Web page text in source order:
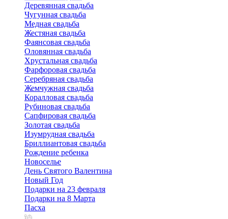
Деревянная свадьба
Чугунная свадьба
Медная свадьба
Жестяная свадьба
Фаянсовая свадьба
Оловянная свадьба
Хрустальная свадьба
Фарфоровая свадьба
Серебряная свадьба
Жемчужная свадьба
Коралловая свадьба
Рубиновая свадьба
Сапфировая свадьба
Золотая свадьба
Изумрудная свадьба
Бриллиантовая свадьба
Рождение ребенка
Новоселье
День Святого Валентина
Новый Год
Подарки на 23 февраля
Подарки на 8 Марта
Пасха